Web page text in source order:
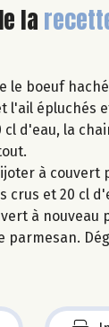
la
le boeuf
l'ail épluchés
cl d'eau, la
à couvert
crus et 20 cl
à nouveau
parmesan.